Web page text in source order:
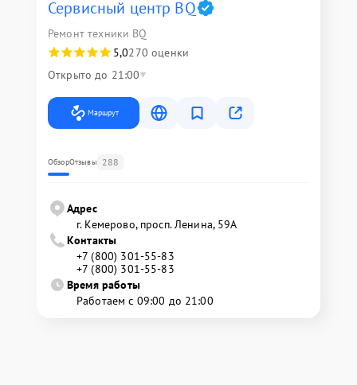
Сервисный центр BQ
Ремонт техники BQ
5,0270 оценки
Открыто до 21:00
Маршрут
ОбзорОтзывы 288
Адрес
г. Кемерово, просп. Ленина, 59А
Контакты
+7 (800) 301-55-83
+7 (800) 301-55-83
Время работы
Работаем с 09:00 до 21:00